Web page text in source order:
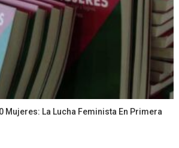
Mujeres: La Lucha Feminista En Primera